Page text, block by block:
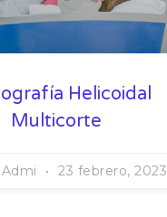
Helicoidal
Multicorte
23 febrero, 2023